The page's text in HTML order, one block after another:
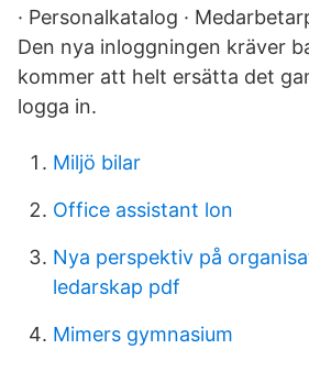
· Personalkatalog ·
Den nya inloggningen kräver
kommer att helt ersätta det
logga in.
Miljö bilar
Office assistant lon
Nya perspektiv på
ledarskap pdf
Mimers gymnasium